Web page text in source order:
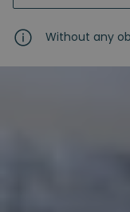
Without any